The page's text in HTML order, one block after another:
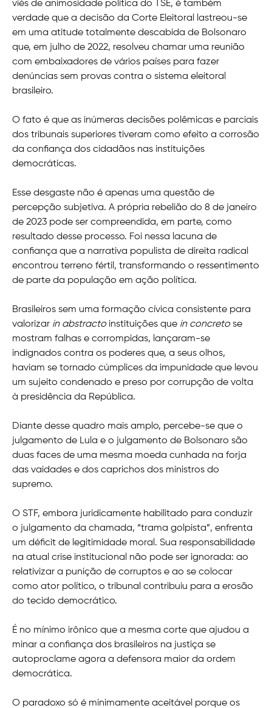
viés de animosidade política do TSE, é também
verdade que a decisão da Corte Eleitoral lastreou-se
em uma atitude totalmente descabida de Bolsonaro
que, em julho de 2022, resolveu chamar uma reunião
com embaixadores de vários países para fazer
denúncias sem provas contra o sistema eleitoral
brasileiro.
O fato é que as inúmeras decisões polêmicas e parciais
dos tribunais superiores tiveram como efeito a corrosão
da confiança dos cidadãos nas instituições
democráticas.
Esse desgaste não é apenas uma questão de
percepção subjetiva. A própria rebelião do 8 de janeiro
de 2023 pode ser compreendida, em parte, como
resultado desse processo. Foi nessa lacuna de
confiança que a narrativa populista de direita radical
encontrou terreno fértil, transformando o ressentimento
de parte da população em ação política.
Brasileiros sem uma formação cívica consistente para
valorizar in abstractoinstituições que in concretose
mostram falhas e corrompidas, lançaram-se
indignados contra os poderes que, a seus olhos,
haviam se tornado cúmplices da impunidade que levou
um sujeito condenado e preso por corrupção de volta
à presidência da República.
Diante desse quadro mais amplo, percebe-se que o
julgamento de Lula e o julgamento de Bolsonaro são
duas faces de uma mesma moeda cunhada na forja
das vaidades e dos caprichos dos ministros do
supremo.
O STF, embora juridicamente habilitado para conduzir
o julgamento da chamada, “trama golpista”, enfrenta
um déficit de legitimidade moral. Sua responsabilidade
na atual crise institucional não pode ser ignorada: ao
relativizar a punição de corruptos e ao se colocar
como ator político, o tribunal contribuiu para a erosão
do tecido democrático.
É no mínimo irônico que a mesma corte que ajudou a
minar a confiança dos brasileiros na justiça se
autoproclame agora a defensora maior da ordem
democrática.
O paradoxo só é minimamente aceitável porque os